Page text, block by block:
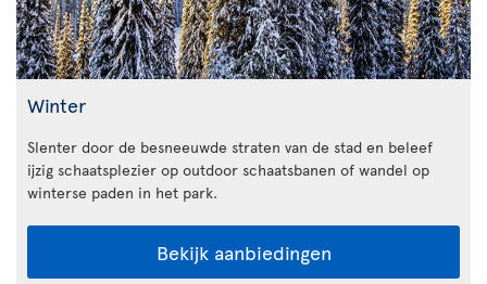
Winter
Slenter door de besneeuwde straten van de stad en beleef
ijzig schaatsplezier op outdoor schaatsbanen of wandel op
winterse paden in het park.
Bekijk aanbiedingen